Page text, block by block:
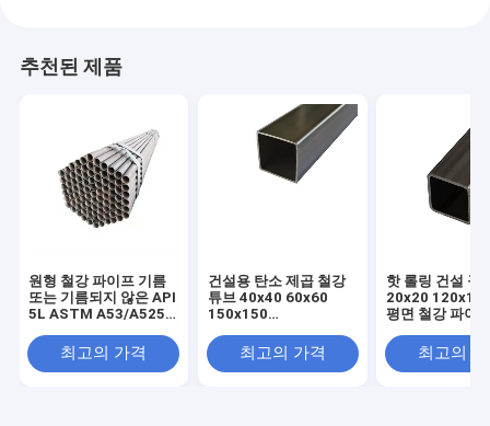
추천된 제품
원형 철강 파이프 기름
또는 기름되지 않은 API
5L ASTM A53/A525
접 매듭 없는 나선 철강
파이프
최고의 가격
건설용 탄소 제곱 철강
튜브 40x40 60x60
150x150
Z Q195-q345
최고의 가격
핫 롤링 건설 구
20x20
평면 철강 파이
직사각형 파이프
최고의